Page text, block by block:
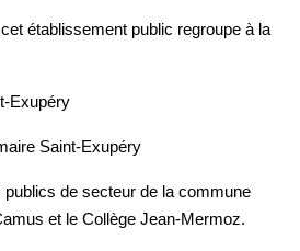
établissement public regroupe à la
Exupéry
Saint-Exupéry
de secteur de la commune
et le Collège Jean-Mermoz.